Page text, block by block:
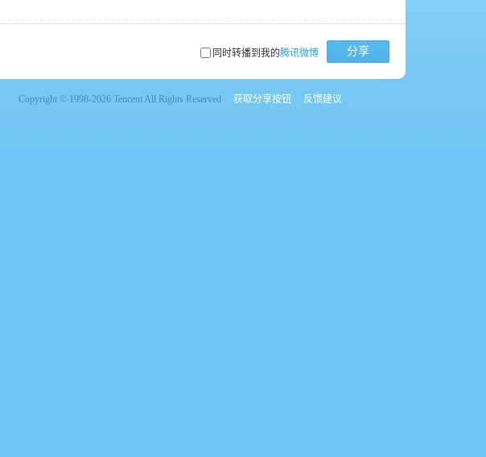
同时转播到我的腾讯微博 分享
Copyright © 1998-2026 Tencent All Rights Reserved 获取分享按钮 反馈建议